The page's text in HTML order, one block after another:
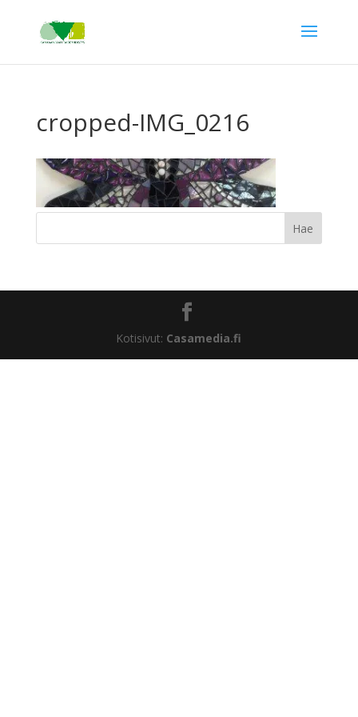
cropped-IMG_0216
Kotisivut: Casamedia.fi